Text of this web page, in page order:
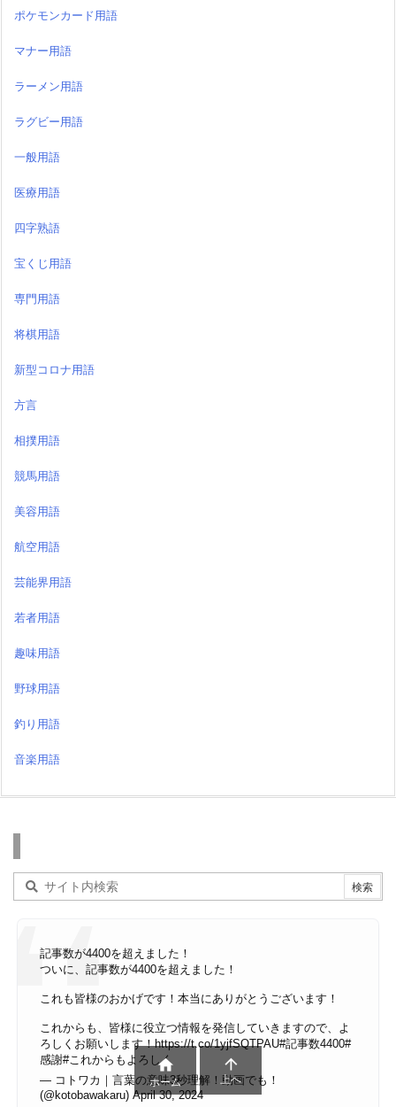
ポケモンカード用語
マナー用語
ラーメン用語
ラグビー用語
一般用語
医療用語
四字熟語
宝くじ用語
専門用語
将棋用語
新型コロナ用語
方言
相撲用語
競馬用語
美容用語
航空用語
芸能界用語
若者用語
趣味用語
野球用語
釣り用語
音楽用語
記事数が4400を超えました！
ついに、記事数が4400を超えました！
これも皆様のおかげです！本当にありがとうございます！
これからも、皆様に役立つ情報を発信していきますので、よ
ろしくお願いします！https://t.co/1yjfSQTPAU#記事数4400#
感謝#これからもよろしく
— コトワカ｜言葉の意味3秒理解！動画でも！
(@kotobawakaru) April 30, 2024

ホーム

上へ